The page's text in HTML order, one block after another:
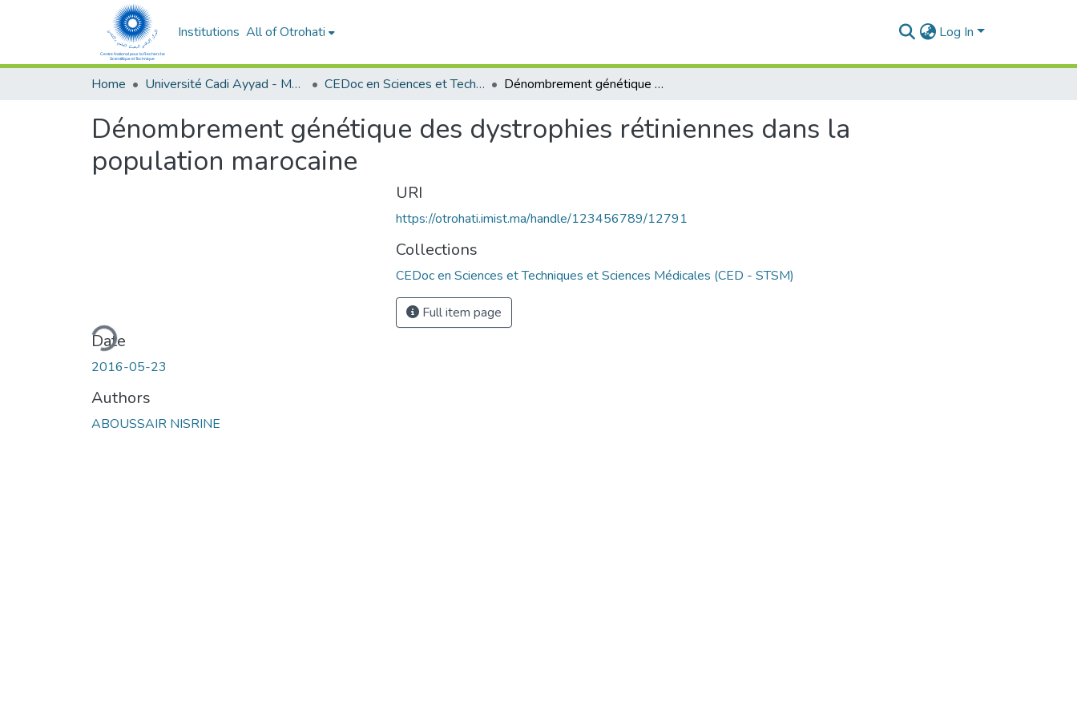
Institutions All of Otrohati Log In
Home Université Cadi Ayyad - Marrakech CEDoc en Sciences et Techniques et Sciences Médicales (CED - STSM) Dénombrement génétique des dystrophies rétiniennes dans la population marocaine
Dénombrement génétique des dystrophies rétiniennes dans la
population marocaine
Loading...
Date
2016-05-23
Authors
ABOUSSAIR NISRINE
URI
https://otrohati.imist.ma/handle/123456789/12791
Collections
CEDoc en Sciences et Techniques et Sciences Médicales (CED - STSM)
Full item page